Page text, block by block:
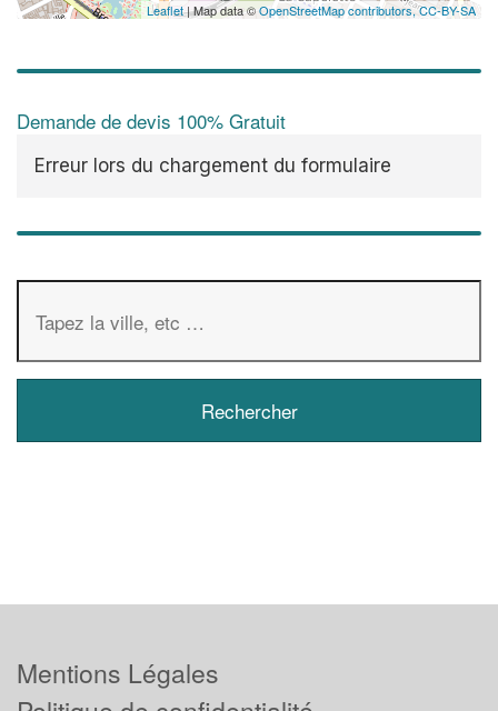
Leaflet| Map data ©OpenStreetMap contributors,CC-BY-SA
Demande de devis 100% Gratuit
Erreur lors du chargement du formulaire
Mentions Légales